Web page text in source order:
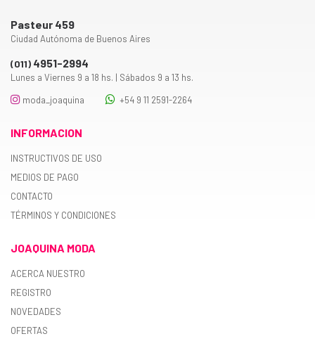
Pasteur 459
Ciudad Autónoma de Buenos Aires
(011) 4951-2994
Lunes a Viernes 9 a 18 hs. | Sábados 9 a 13 hs.
moda_joaquina
+54 9 11 2591-2264
INFORMACION
INSTRUCTIVOS DE USO
MEDIOS DE PAGO
CONTACTO
TÉRMINOS Y CONDICIONES
JOAQUINA MODA
ACERCA NUESTRO
REGISTRO
NOVEDADES
OFERTAS